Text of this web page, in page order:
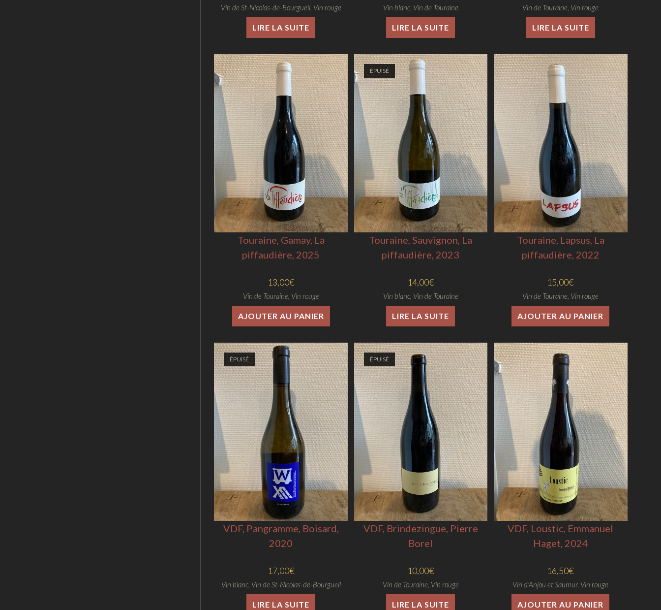
Vin de St-Nicolas-de-Bourgueil, Vin rouge
LIRE LA SUITE
Vin blanc, Vin de Touraine
LIRE LA SUITE
Vin de Touraine, Vin rouge
LIRE LA SUITE
Touraine, Gamay, La
piffaudière, 2025
13,00€
Vin de Touraine, Vin rouge
AJOUTER AU PANIER
ÉPUISÉ
Touraine, Sauvignon, La
piffaudière, 2023
14,00€
Vin blanc, Vin de Touraine
LIRE LA SUITE
Touraine, Lapsus, La
piffaudière, 2022
15,00€
Vin de Touraine, Vin rouge
AJOUTER AU PANIER
ÉPUISÉ
VDF, Pangramme, Boisard,
2020
17,00€
Vin blanc, Vin de St-Nicolas-de-Bourgueil
LIRE LA SUITE
ÉPUISÉ
VDF, Brindezingue, Pierre
Borel
10,00€
Vin de Touraine, Vin rouge
LIRE LA SUITE
VDF, Loustic, Emmanuel
Haget, 2024
16,50€
Vin d'Anjou et Saumur, Vin rouge
AJOUTER AU PANIER